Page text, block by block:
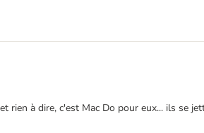
rien à dire, c'est Mac Do pour eux... ils se